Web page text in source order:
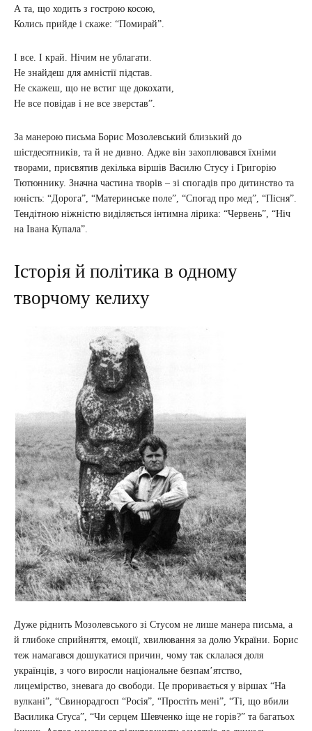
А та, що ходить з гострою косою,
Колись прийде і скаже: “Помирай”.
І все. І край. Нічим не ублагати.
Не знайдеш для амністії підстав.
Не скажеш, що не встиг ще докохати,
Не все повідав і не все зверстав”.
За манерою письма Борис Мозолевський близький до
шістдесятників, та й не дивно. Адже він захоплювався їхніми
творами, присвятив декілька віршів Василю Стусу і Григорію
Тютюннику. Значна частина творів – зі спогадів про дитинство та
юність: “Дорога”, “Материнське поле”, “Спогад про мед”, “Пісня”.
Тендітною ніжністю виділяється інтимна лірика: “Червень”, “Ніч
на Івана Купала”.
Історія й політика в одному
творчому келиху
Дуже ріднить Мозолевського зі Стусом не лише манера письма, а
й глибоке сприйняття, емоції, хвилювання за долю України. Борис
теж намагався дошукатися причин, чому так склалася доля
українців, з чого виросли національне безпам’ятство,
лицемірство, зневага до свободи. Це проривається у віршах “На
вулкані”, “Свинорадгосп “Росія”, “Простіть мені”, “Ті, що вбили
Василика Стуса”, “Чи серцем Шевченко іще не горів?” та багатьох